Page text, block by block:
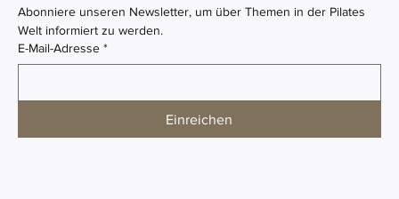
Abonniere unseren Newsletter, um über Themen in der Pilates
Welt informiert zu werden.
E-Mail-Adresse *
Einreichen